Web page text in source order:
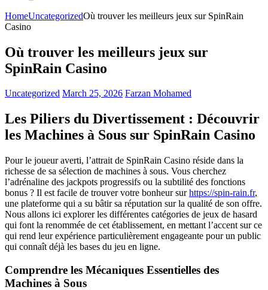
HomeUncategorizedOù trouver les meilleurs jeux sur SpinRain
Casino
Où trouver les meilleurs jeux sur
SpinRain Casino
Uncategorized March 25, 2026 Farzan Mohamed
Les Piliers du Divertissement : Découvrir
les Machines à Sous sur SpinRain Casino
Pour le joueur averti, l’attrait de SpinRain Casino réside dans la
richesse de sa sélection de machines à sous. Vous cherchez
l’adrénaline des jackpots progressifs ou la subtilité des fonctions
bonus ? Il est facile de trouver votre bonheur surhttps://spin-rain.fr,
une plateforme qui a su bâtir sa réputation sur la qualité de son offre.
Nous allons ici explorer les différentes catégories de jeux de hasard
qui font la renommée de cet établissement, en mettant l’accent sur ce
qui rend leur expérience particulièrement engageante pour un public
qui connaît déjà les bases du jeu en ligne.
Comprendre les Mécaniques Essentielles des
Machines à Sous